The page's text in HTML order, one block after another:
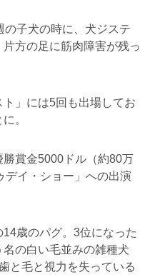
の子犬の時に、犬ジステ
方の足に筋肉障害が残っ
」には5回も出場してお
。
賞金5000ドル（約80万
デイ・ショー」への出演
歳のパグ。3位になった
の白い毛並みの雑種犬
と毛と視力を失っている